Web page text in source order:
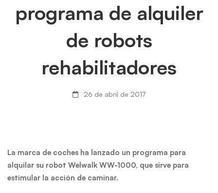
lanzado
programa
robots
rehabilitadores
programa de alquiler
de robots
rehabilitadores
26 de abril de 2017
La marca de coches ha lanzado un programa para
alquilar su robot Welwalk WW-1000, que sirve para
estimular la acción de caminar.